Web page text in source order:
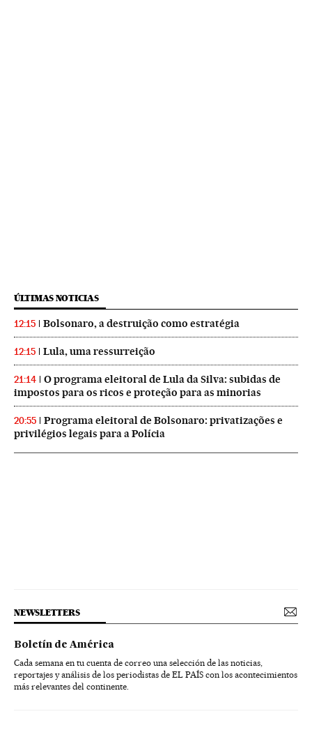
ÚLTIMAS NOTICIAS
12:15 Bolsonaro, a destruição como estratégia
12:15 Lula, uma ressurreição
21:14
O programa eleitoral de Lula da Silva: subidas de
impostos para os ricos e proteção para as minorias
20:55
Programa eleitoral de Bolsonaro: privatizações e
privilégios legais para a Polícia
NEWSLETTERS
Boletín de América
Cada semana en tu cuenta de correo una selección de las noticias,
reportajes y análisis de los periodistas de EL PAÍS con los acontecimientos
más relevantes del continente.